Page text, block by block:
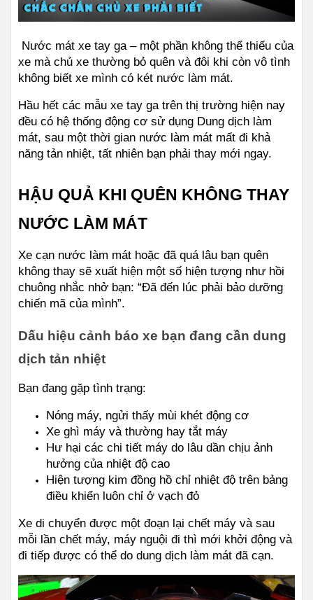
xe mà chủ xe thường bỏ quên và đôi khi còn vô tình
không biết xe mình có két nước làm mát.
Hầu hết các mẫu xe tay ga trên thị trường hiện nay
đều có hệ thống động cơ sử dụng Dung dịch làm
mát, sau một thời gian nước làm mát mất đi khả
năng tản nhiệt, tất nhiên bạn phải thay mới ngay.
HẬU QUẢ KHI QUÊN KHÔNG THAY
NƯỚC LÀM MÁT
Xe cạn nước làm mát hoặc đã quá lâu bạn quên
không thay sẽ xuất hiện một số hiện tượng như hồi
chuông nhắc nhở bạn: “Đã đến lúc phải bảo dưỡng
chiến mã của mình”.
Dấu hiệu cảnh báo xe bạn đang cần dung
dịch tản nhiệt
Bạn đang gặp tình trạng:
Nóng máy, ngửi thấy mùi khét động cơ
Xe ghì máy và thường hay tắt máy
Hư hại các chi tiết máy do lâu dần chịu ảnh
hưởng của nhiệt độ cao
Hiện tượng kim đồng hồ chỉ nhiệt độ trên bảng
điều khiển luôn chỉ ở vạch đỏ
Xe di chuyển được một đoạn lại chết máy và sau
mỗi lần chết máy, máy nguội đi thì mới khởi động và
đi tiếp được có thể do dung dịch làm mát đã cạn.